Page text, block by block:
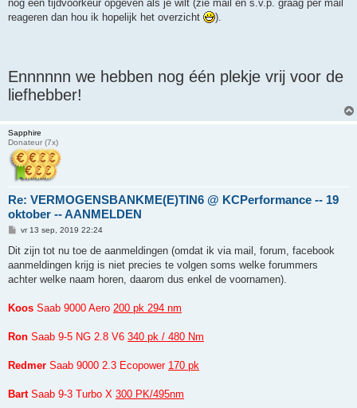
nog een tijdvoorkeur opgeven als je wilt (zie mail en s.v.p. graag per mail
reageren dan hou ik hopelijk het overzicht
).
Ennnnnn we hebben nog één plekje vrij voor de
liefhebber!
Sapphire
Donateur (7x)
Re: VERMOGENSBANKME(E)TIN6 @ KCPerformance -- 19
oktober -- AANMELDEN
B
r
c
h
vr 13 sep, 2019 22:24
Dit zijn tot nu toe de aanmeldingen (omdat ik via mail, forum, facebook
aanmeldingen krijg is niet precies te volgen soms welke forummers
achter welke naam horen, daarom dus enkel de voornamen).
Koos Saab 9000 Aero 200 pk 294 nm
Ron Saab 9-5 NG 2.8 V6 340 pk / 480 Nm
Redmer Saab 9000 2.3 Ecopower 170 pk
Bart Saab 9-3 Turbo X 300 PK/495nm